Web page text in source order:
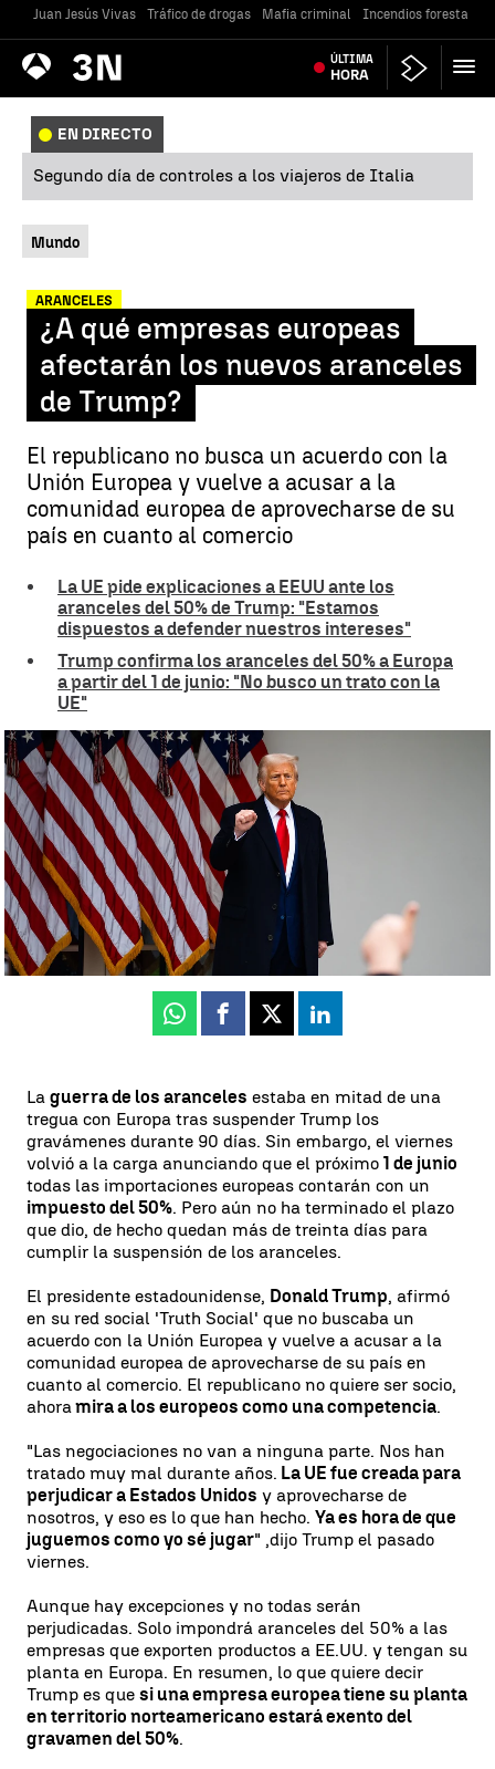
Juan Jesús Vivas Tráfico de drogas Mafia criminal Incendios forestales
Antena
3 Noticias ÚLTIMA
HORA
EN DIRECTO
Segundo día de controles a los viajeros de Italia
Mundo
ARANCELES
¿A qué empresas europeas
afectarán los nuevos aranceles
de Trump?
El republicano no busca un acuerdo con la
Unión Europea y vuelve a acusar a la
comunidad europea de aprovecharse de su
país en cuanto al comercio
La UE pide explicaciones a EEUU ante los
aranceles del 50% de Trump: "Estamos
dispuestos a defender nuestros intereses"
Trump confirma los aranceles del 50% a Europa
a partir del 1 de junio: "No busco un trato con la
UE"
Trump amenaza a Europa tras imponer aranceles del 50%: "Ya es
hora de que juguemos como yo sé" |
Irene Rodríguez
Publicado:24 de mayo de 2025, 15:21
Whatsapp
Facebook
X Linkedin
La guerra de los aranceles estaba en mitad de una
tregua con Europa tras suspender Trump los
gravámenes durante 90 días. Sin embargo, el viernes
volvió a la carga anunciando que el próximo 1 de junio
todas las importaciones europeas contarán con un
impuesto del 50%. Pero aún no ha terminado el plazo
que dio, de hecho quedan más de treinta días para
cumplir la suspensión de los aranceles.
El presidente estadounidense, Donald Trump, afirmó
en su red social 'Truth Social' que no buscaba un
acuerdo con la Unión Europea y vuelve a acusar a la
comunidad europea de aprovecharse de su país en
cuanto al comercio. El republicano no quiere ser socio,
ahoramira a los europeos como una competencia.
"Las negociaciones no van a ninguna parte. Nos han
tratado muy mal durante años. La UE fue creada para
perjudicar a Estados Unidos y aprovecharse de
nosotros, y eso es lo que han hecho. Ya es hora de que
juguemos como yo sé jugar" ,dijo Trump el pasado
viernes.
Aunque hay excepciones y no todas serán
perjudicadas. Solo impondrá aranceles del 50% a las
empresas que exporten productos a EE.UU. y tengan su
planta en Europa. En resumen, lo que quiere decir
Trump es que si una empresa europea tiene su planta
en territorio norteamericano estará exento del
gravamen del 50%.